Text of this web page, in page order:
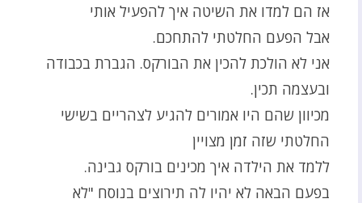
אז הם למדו את השיטה איך להפעיל אותי
אבל הפעם החלטתי להתחכם.
אני לא הולכת להכין את הבורקס. הגברת בכבודה
ובעצמה תכין.
מכיוון שהם היו אמורים להגיע לצהריים בשישי
החלטתי שזה זמן מצויין
ללמד את הילדה איך מכינים בורקס גבינה.
בפעם הבאה לא יהיו לה תירוצים בנוסח "לא